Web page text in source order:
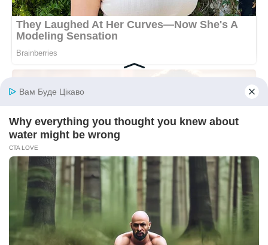
— Вона боїться, що ми витратимо гроші на дурниці.
— Це наші гроші.